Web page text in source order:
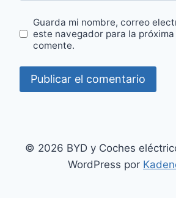
Guarda mi nombre, correo
este navegador para la próxima
comente.
© 2026 BYD y Coches
WordPress por